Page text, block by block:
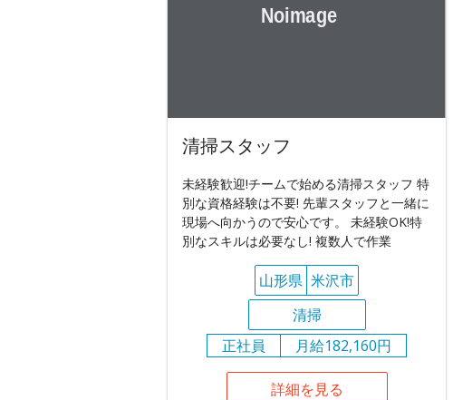
清掃スタッフ
未経験歓迎!チームで始める清掃スタッフ 特
別な資格経験は不要! 先輩スタッフと一緒に
現場へ向かうので安心です。 未経験OK!特
別なスキルは必要なし! 複数人で作業
山形県 米沢市
清掃
正社員
月給182,160円
詳細を見る